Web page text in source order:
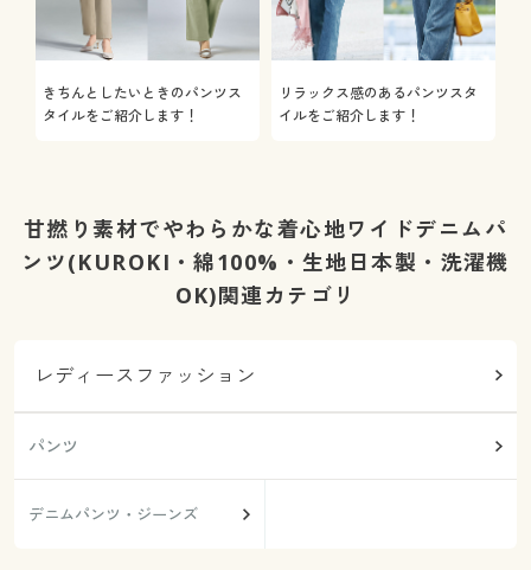
きちんとしたいときのパンツス
タイルをご紹介します！
リラックス感のあるパンツスタ
イルをご紹介します！
甘撚り素材でやわらかな着心地ワイドデニムパ
ンツ(KUROKI・綿100%・生地日本製・洗濯機
OK)関連カテゴリ
レディースファッション
パンツ
デニムパンツ・ジーンズ